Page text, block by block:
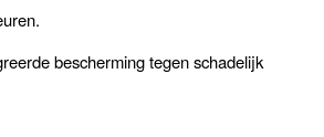
bescherming tegen schadelijk